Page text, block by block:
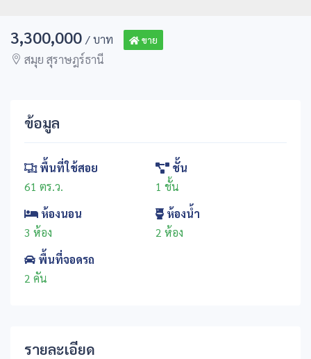
3,300,000 / บาท ขาย
สมุย สุราษฎร์ธานี
ข้อมูล
พื้นที่ใช้สอย
61 ตร.ว.
ชั้น
1 ชั้น
ห้องนอน
3 ห้อง
ห้องน้ำ
2 ห้อง
พื้นที่จอดรถ
2 คัน
รายละเอียด